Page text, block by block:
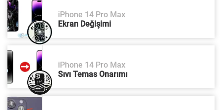
iPhone 14 Pro Max
Ekran Değişimi
iPhone 14 Pro Max
Sıvı Temas Onarımı